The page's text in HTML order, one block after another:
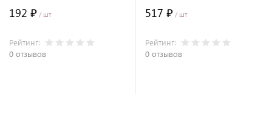
192 ₽ / шт
Рейтинг:
0 отзывов
517 ₽ / шт
Рейтинг:
0 отзывов